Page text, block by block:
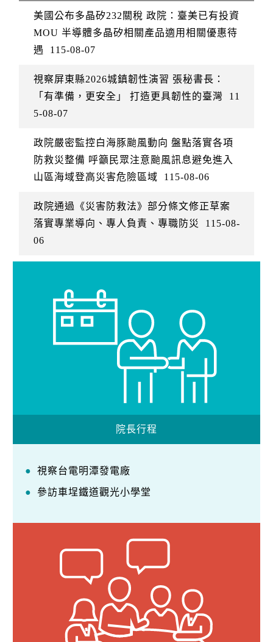
美國公布多晶矽232關稅 政院：臺美已有投資
MOU 半導體多晶矽相關產品適用相關優惠待
遇
115-08-07
視察屏東縣2026城鎮韌性演習 張秘書長：
「有準備，更安全」 打造更具韌性的臺灣
11
5-08-07
政院嚴密監控白海豚颱風動向 盤點落實各項
防救災整備 呼籲民眾注意颱風訊息避免進入
山區海域登高災害危險區域
115-08-06
政院通過《災害防救法》部分條文修正草案
落實專業導向、專人負責、專職防災
115-08-
06
院長行程
視察台電明潭發電廠
參訪車埕鐵道觀光小學堂